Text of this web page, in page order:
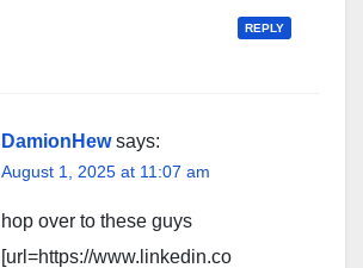
REPLY
DamionHew says:
August 1, 2025 at 11:07 am
hop over to these guys
[url=https://www.linkedin.co